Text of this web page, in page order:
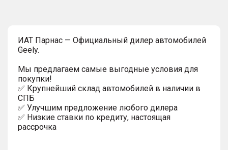
ИAT Парнас — Официальный дилер автомобилей
Geely.
Мы предлагаем самые выгодные условия для
покупки!
✅ Крупнейший склад автомобилей в наличии в
СПБ
✅ Улучшим предложение любого дилера
✅ Низкие ставки по кредиту, настоящая
рассрочка